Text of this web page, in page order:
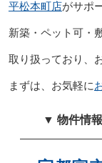
平松本町店がサポ
新築・ペット可・
取り扱っており、
まずは、お気軽に
▼ 物件情